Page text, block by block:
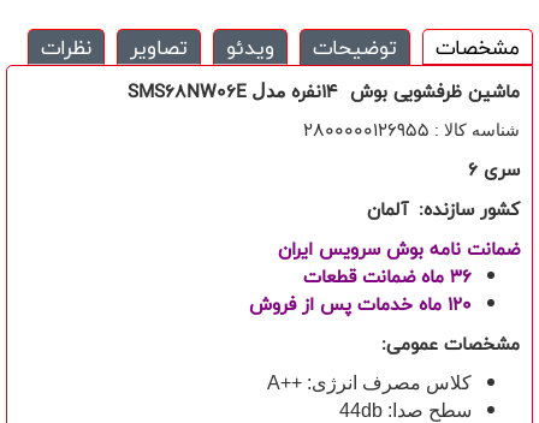
مشخصات توضیحات ویدئو تصاویر نظرات
ماشین ظرفشویی بوش 14نفره مدل SMS68NW06E
شناسه کالا : 2800000126955
سری 6
کشور سازنده: آلمان
ضمانت نامه بوش سرویس ایران
36 ماه ضمانت قطعات
120 ماه خدمات پس از فروش
مشخصات عمومی:
کلاس مصرف انرژی: A++
سطح صدا: 44db